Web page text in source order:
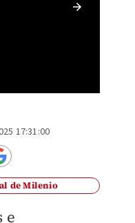
17:31:00
de Milenio
e